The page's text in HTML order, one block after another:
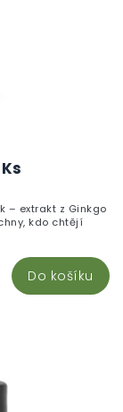
Do košíku
– extrakt z Ginkgo
kdo chtějí